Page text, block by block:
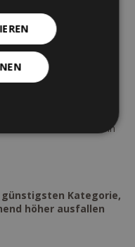
Dur
von Robert Schumann
Kategorie,
höher ausfallen